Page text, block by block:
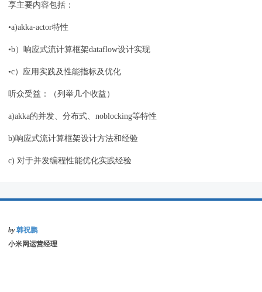
享主要内容包括：
•a)akka-actor特性
•b）响应式流计算框架dataflow设计实现
•c）应用实践及性能指标及优化
听众受益：（列举几个收益）
a)akka的并发、分布式、noblocking等特性
b)响应式流计算框架设计方法和经验
c) 对于并发编程性能优化实践经验
by 韩祝鹏
小米网运营经理